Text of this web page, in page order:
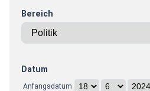
Bereich
Datum
Anfangsdatum